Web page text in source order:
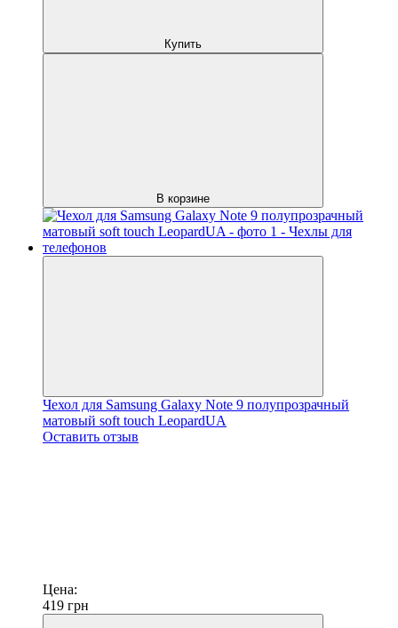
Купить
В корзине
Чехол для Samsung Galaxy Note 9 полупрозрачный
матовый soft touch LeopardUA
Оставить отзыв
Цена:
419 грн